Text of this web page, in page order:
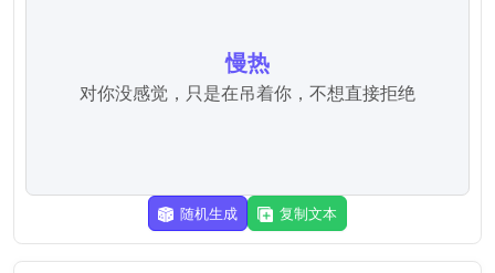
慢热
对你没感觉，只是在吊着你，不想直接拒绝
随机生成 复制文本